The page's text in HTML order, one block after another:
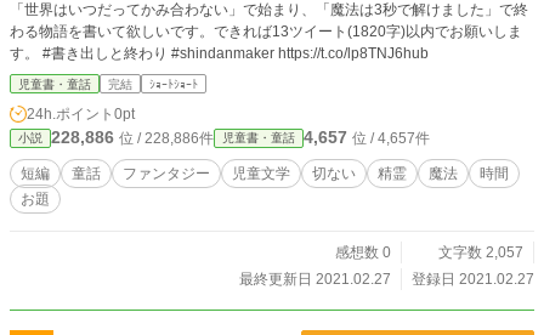
「世界はいつだってかみ合わない」で始まり、「魔法は3秒で解けました」で終
わる物語を書いて欲しいです。できれば13ツイート(1820字)以内でお願いしま
す。 #書き出しと終わり #shindanmaker https://t.co/lp8TNJ6hub
児童書・童話 完結 ｼｮｰﾄｼｮｰﾄ
24h.ポイント 0pt
小説 228,886 位 / 228,886件 児童書・童話 4,657 位 / 4,657件
短編 童話 ファンタジー 児童文学 切ない 精霊 魔法
時間
お題
感想数 0
文字数 2,057
最終更新日 2021.02.27
登録日 2021.02.27